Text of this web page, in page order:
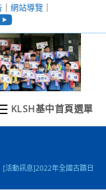
｜ 網站導覽｜
KLSH基中首頁選單
[活動訊息]2022年全國古蹟日活